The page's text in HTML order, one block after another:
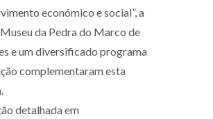
económico e social”, a
da Pedra do Marco de
e um diversificado programa
complementaram esta
detalhada em